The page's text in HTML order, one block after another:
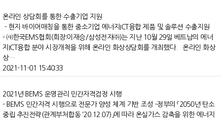
온라인 상담회를 통한 수출기업 지원
- 현지 바이어매칭을 통한 중소기업 에너지ICT융합 제품 및 솔루션 수출지원
- ㈔한국EMS협회(회장:이재승/삼성전자㈜)는 지난 10월 29일 베트남의 에너
지ICT융합 분야 시장개척을 위해 온라인 화상상담회를 개최했다. 온라인 화상
상…
2021-11-01 15:40:33
2021년 BEMS 운영관리 민간자격검정 시행
- BEMS 민간자격 시행으로 전문가 양성 체계 기반 조성 -정부의 「2050년 탄소
중립 추진전략(관계부처합동 ‘20.12.07)」에 따라 온실가스 감축을 위한 에너지